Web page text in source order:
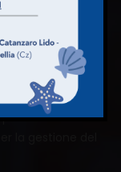
nostre
una corretta
la